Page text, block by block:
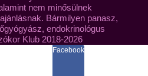
nem minősülnek
Bármilyen panasz,
endokrinológus
Klub 2018-2026
Facebook